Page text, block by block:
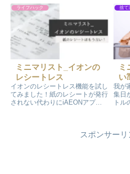
の断捨離です！スマホと小さいキ
ーケースでお出かけできるように
なりました。
基準
の
キ
す！
ライフハック
ミニマリスト_イオンの
レシートレス
イオンのレシートレス機能を試し
てみました！紙のレシートが発行
されない代わりにiAEONアプリ
ッチャ便利です！ペーパーレスで
捨て
ミ
い⁈
我が
集日
トル
です
スポンサーリ